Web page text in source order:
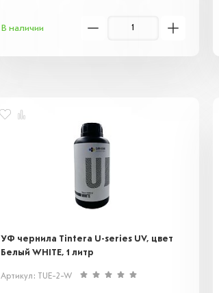
металл. Идеальны для создания
В наличии
УФ чернила Tintera U-series UV, цвет
Белый WHITE, 1 литр
Артикул: TUE-2-W